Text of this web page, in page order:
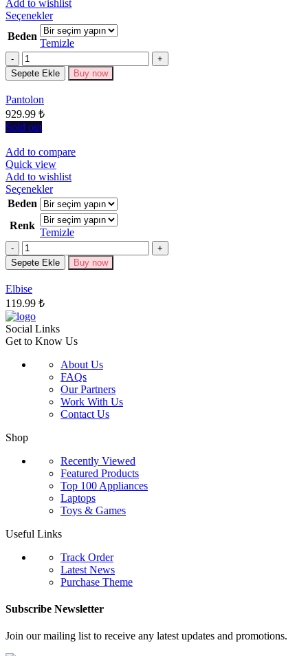
Add to wishlist
SeçeneklerBu
ürünün
birden
fazla
varyasyonu
var.
Beden
Temizle
Miktar
Sepete Ekle Buy now
Pantolon
929.99 ₺
Sold out
Add to compare
Quick view
Add to wishlist
SeçeneklerBu
ürünün
birden
fazla
varyasyonu
Seçenekler
Beden
Renk
Temizle
Miktar
Sepete Ekle Buy now
Elbise
119.99 ₺
Social Links
Get to Know Us
About Us
FAQs
Our Partners
Work With Us
Contact Us
Shop
Recently Viewed
Featured Products
Top 100 Appliances
Laptops
Toys & Games
Useful Links
Track Order
Latest News
Purchase Theme
Subscribe Newsletter
Join our mailing list to receive any latest updates and promotions.